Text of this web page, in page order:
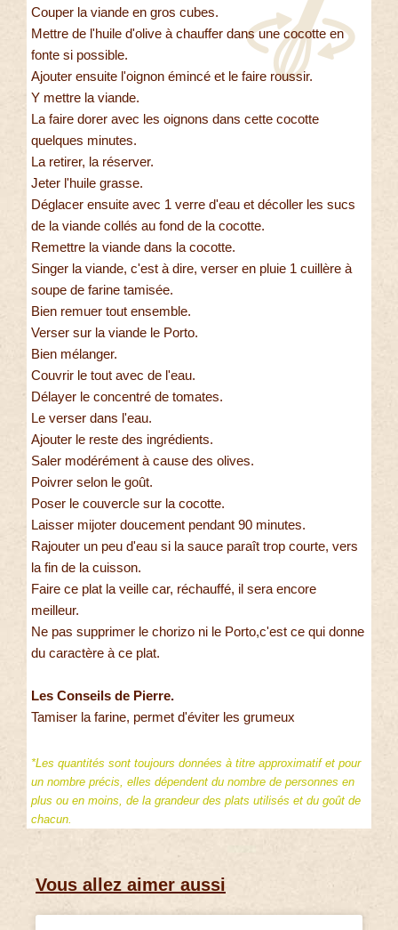
Couper la viande en gros cubes.
Mettre de l'huile d'olive à chauffer dans une cocotte en
fonte si possible.
Ajouter ensuite l'oignon émincé et le faire roussir.
Y mettre la viande.
La faire dorer avec les oignons dans cette cocotte
quelques minutes.
La retirer, la réserver.
Jeter l'huile grasse.
Déglacer ensuite avec 1 verre d'eau et décoller les sucs
de la viande collés au fond de la cocotte.
Remettre la viande dans la cocotte.
Singer la viande, c'est à dire, verser en pluie 1 cuillère à
soupe de farine tamisée.
Bien remuer tout ensemble.
Verser sur la viande le Porto.
Bien mélanger.
Couvrir le tout avec de l'eau.
Délayer le concentré de tomates.
Le verser dans l'eau.
Ajouter le reste des ingrédients.
Saler modérément à cause des olives.
Poivrer selon le goût.
Poser le couvercle sur la cocotte.
Laisser mijoter doucement pendant 90 minutes.
Rajouter un peu d'eau si la sauce paraît trop courte, vers
la fin de la cuisson.
Faire ce plat la veille car, réchauffé, il sera encore
meilleur.
Ne pas supprimer le chorizo ni le Porto,c'est ce qui donne
du caractère à ce plat.
Les Conseils de Pierre.
Tamiser la farine, permet d'éviter les grumeux
*Les quantités sont toujours données à titre approximatif et pour
un nombre précis, elles dépendent du nombre de personnes en
plus ou en moins, de la grandeur des plats utilisés et du goût de
chacun.
Vous allez aimer aussi